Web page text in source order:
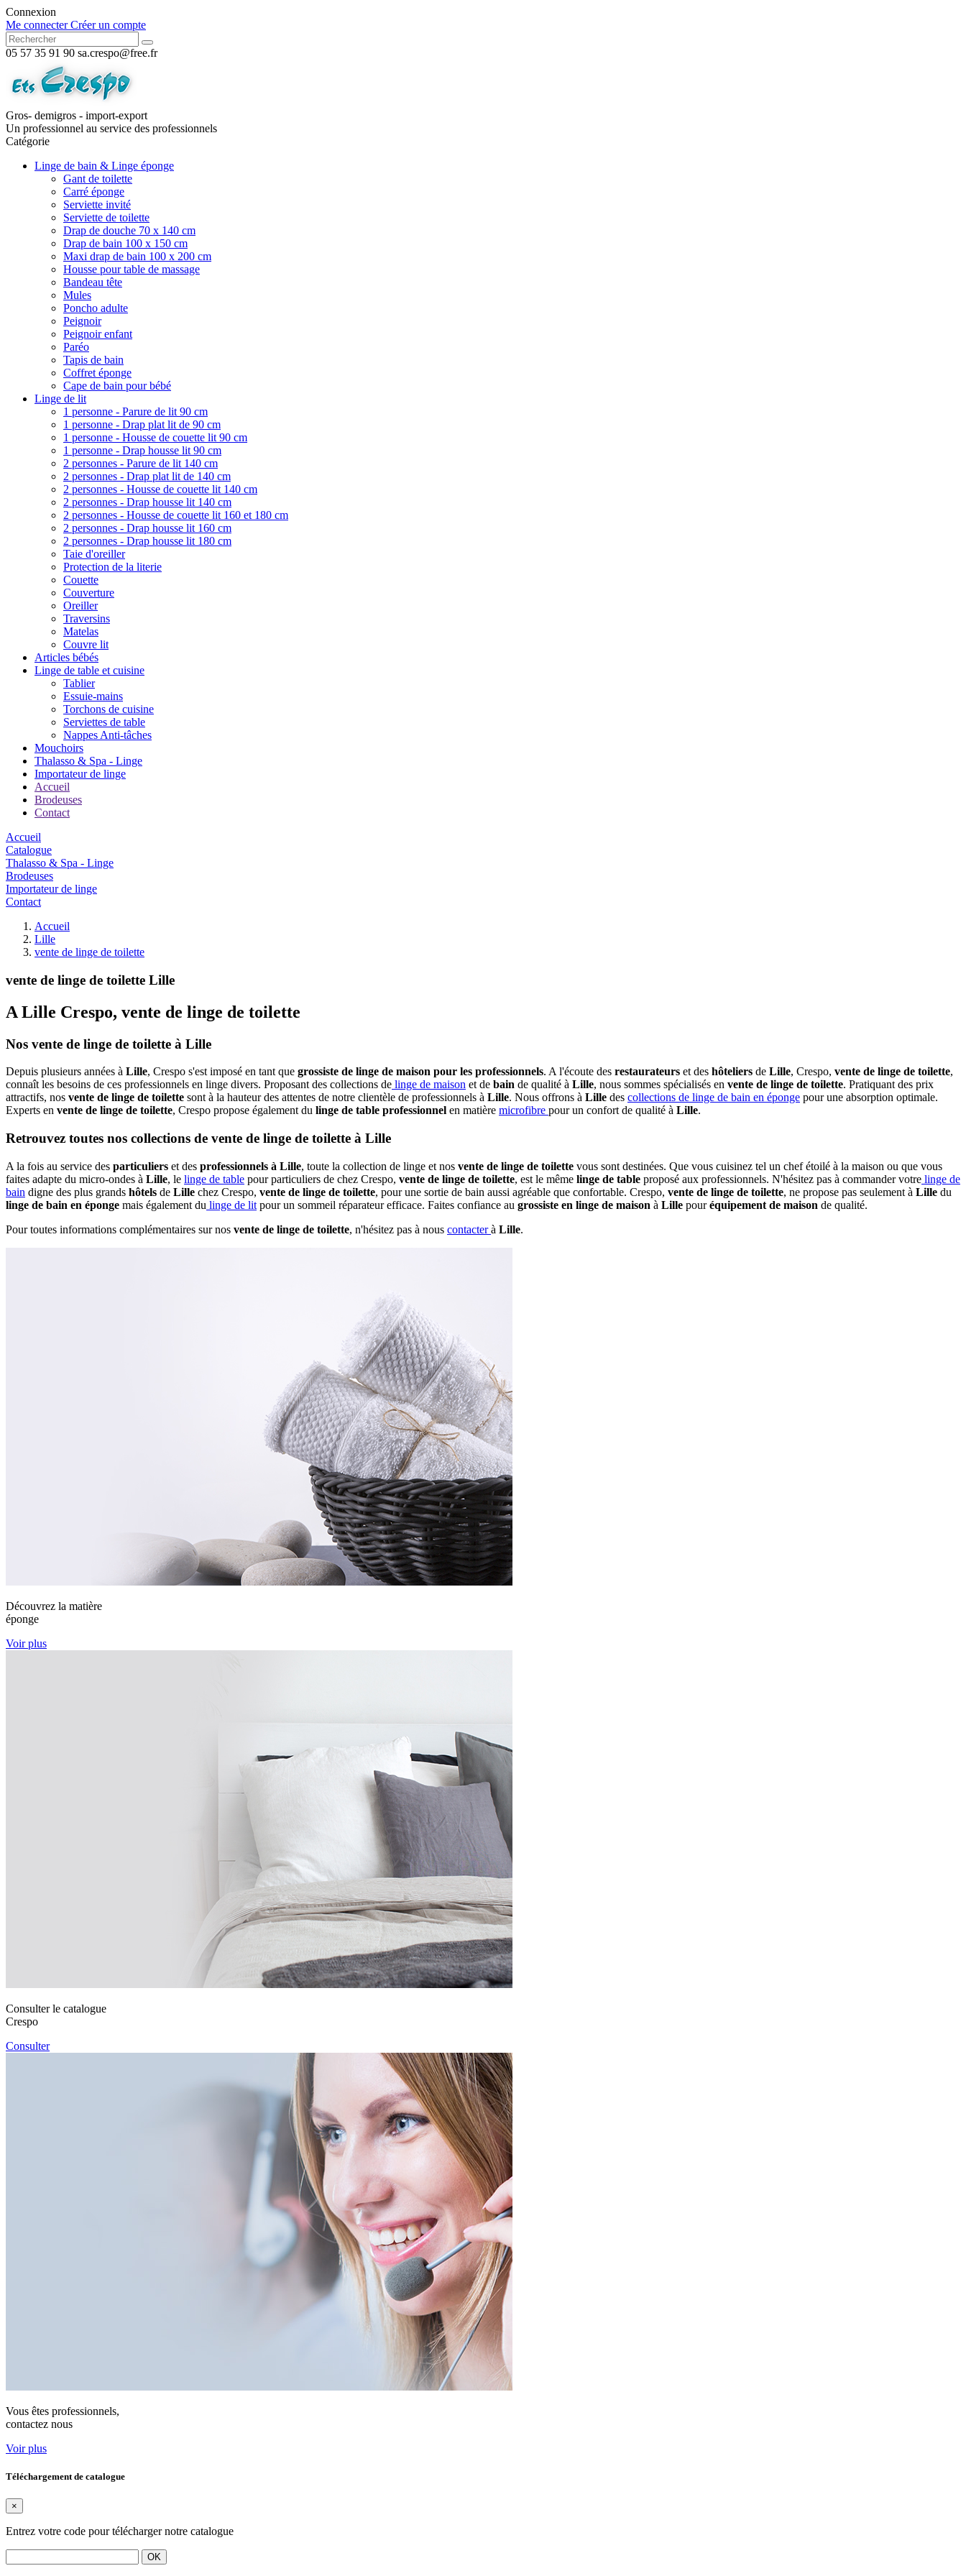
Connexion
Me connecter Créer un compte
05 57 35 91 90 sa.crespo@free.fr
Gros- demigros - import-export
Un professionnel au service des professionnels
Catégorie
Linge de bain & Linge éponge
Gant de toilette
Carré éponge
Serviette invité
Serviette de toilette
Drap de douche 70 x 140 cm
Drap de bain 100 x 150 cm
Maxi drap de bain 100 x 200 cm
Housse pour table de massage
Bandeau tête
Mules
Poncho adulte
Peignoir
Peignoir enfant
Paréo
Tapis de bain
Coffret éponge
Cape de bain pour bébé
Linge de lit
1 personne - Parure de lit 90 cm
1 personne - Drap plat lit de 90 cm
1 personne - Housse de couette lit 90 cm
1 personne - Drap housse lit 90 cm
2 personnes - Parure de lit 140 cm
2 personnes - Drap plat lit de 140 cm
2 personnes - Housse de couette lit 140 cm
2 personnes - Drap housse lit 140 cm
2 personnes - Housse de couette lit 160 et 180 cm
2 personnes - Drap housse lit 160 cm
2 personnes - Drap housse lit 180 cm
Taie d'oreiller
Protection de la literie
Couette
Couverture
Oreiller
Traversins
Matelas
Couvre lit
Articles bébés
Linge de table et cuisine
Tablier
Essuie-mains
Torchons de cuisine
Serviettes de table
Nappes Anti-tâches
Mouchoirs
Thalasso & Spa - Linge
Importateur de linge
Accueil
Brodeuses
Contact
Accueil
Catalogue
Thalasso & Spa - Linge
Brodeuses
Importateur de linge
Contact
Accueil
Lille
vente de linge de toilette
vente de linge de toilette Lille
A Lille Crespo, vente de linge de toilette
Nos vente de linge de toilette à Lille
Depuis plusieurs années à Lille, Crespo s'est imposé en tant que grossiste de linge de maison pour les professionnels. A l'écoute des restaurateurs et des hôteliers de Lille, Crespo, vente de linge de toilette,
connaît les besoins de ces professionnels en linge divers. Proposant des collections de linge de maison et de bain de qualité à Lille, nous sommes spécialisés en vente de linge de toilette. Pratiquant des prix
attractifs, nos vente de linge de toilette sont à la hauteur des attentes de notre clientèle de professionnels à Lille. Nous offrons à Lille des collections de linge de bain en éponge pour une absorption optimale.
Experts en vente de linge de toilette, Crespo propose également du linge de table professionnel en matière microfibre pour un confort de qualité à Lille.
Retrouvez toutes nos collections de vente de linge de toilette à Lille
A la fois au service des particuliers et des professionnels à Lille, toute la collection de linge et nos vente de linge de toilette vous sont destinées. Que vous cuisinez tel un chef étoilé à la maison ou que vous
faites adapte du micro-ondes à Lille, le linge de table pour particuliers de chez Crespo, vente de linge de toilette, est le même linge de table proposé aux professionnels. N'hésitez pas à commander votre linge de
bain digne des plus grands hôtels de Lille chez Crespo, vente de linge de toilette, pour une sortie de bain aussi agréable que confortable. Crespo, vente de linge de toilette, ne propose pas seulement à Lille du
linge de bain en éponge mais également du linge de lit pour un sommeil réparateur efficace. Faites confiance au grossiste en linge de maison à Lille pouréquipement de maison de qualité.
Pour toutes informations complémentaires sur nos vente de linge de toilette, n'hésitez pas à nous contacterà Lille.
Découvrez la matière
éponge
Voir plus
Consulter le catalogue
Crespo
Consulter
Vous êtes professionnels,
contactez nous
Voir plus
Téléchargement de catalogue
×
Entrez votre code pour télécharger notre catalogue
OK